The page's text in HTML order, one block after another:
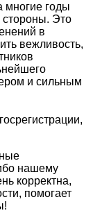
многие годы
стороны. Это
в
вежливость,
и сильным
нашему
корректна,
помогает